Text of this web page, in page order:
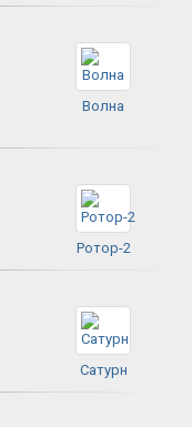
Волна
Ротор-2
Сатурн